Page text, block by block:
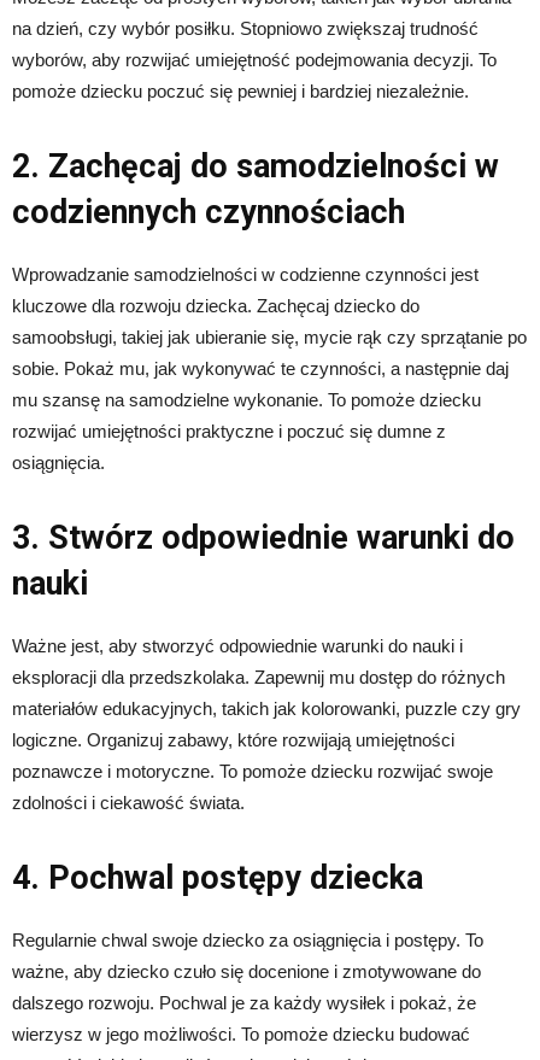
na dzień, czy wybór posiłku. Stopniowo zwiększaj trudność
wyborów, aby rozwijać umiejętność podejmowania decyzji. To
pomoże dziecku poczuć się pewniej i bardziej niezależnie.
2. Zachęcaj do samodzielności w
codziennych czynnościach
Wprowadzanie samodzielności w codzienne czynności jest
kluczowe dla rozwoju dziecka. Zachęcaj dziecko do
samoobsługi, takiej jak ubieranie się, mycie rąk czy sprzątanie po
sobie. Pokaż mu, jak wykonywać te czynności, a następnie daj
mu szansę na samodzielne wykonanie. To pomoże dziecku
rozwijać umiejętności praktyczne i poczuć się dumne z
osiągnięcia.
3. Stwórz odpowiednie warunki do
nauki
Ważne jest, aby stworzyć odpowiednie warunki do nauki i
eksploracji dla przedszkolaka. Zapewnij mu dostęp do różnych
materiałów edukacyjnych, takich jak kolorowanki, puzzle czy gry
logiczne. Organizuj zabawy, które rozwijają umiejętności
poznawcze i motoryczne. To pomoże dziecku rozwijać swoje
zdolności i ciekawość świata.
4. Pochwal postępy dziecka
Regularnie chwal swoje dziecko za osiągnięcia i postępy. To
ważne, aby dziecko czuło się docenione i zmotywowane do
dalszego rozwoju. Pochwal je za każdy wysiłek i pokaż, że
wierzysz w jego możliwości. To pomoże dziecku budować